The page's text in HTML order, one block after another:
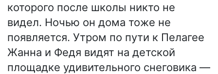
которого после школы никто не
видел. Ночью он дома тоже не
появляется. Утром по пути к Пелагее
Жанна и Федя видят на детской
площадке удивительного снеговика —